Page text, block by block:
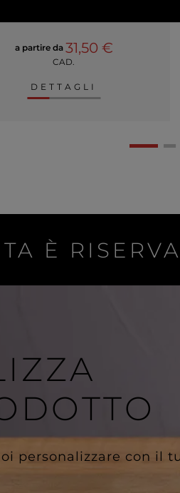
a partire da 31,50 €
CAD.
DETTAGLI
È
personalizzare con il